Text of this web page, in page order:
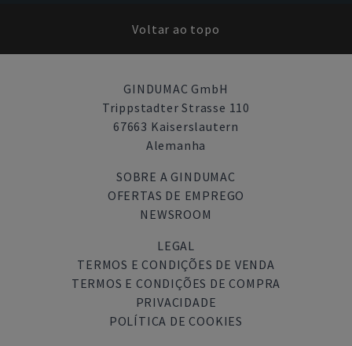
Voltar ao topo
GINDUMAC GmbH
Trippstadter Strasse 110
67663 Kaiserslautern
Alemanha
SOBRE A GINDUMAC
OFERTAS DE EMPREGO
NEWSROOM
LEGAL
TERMOS E CONDIÇÕES DE VENDA
TERMOS E CONDIÇÕES DE COMPRA
PRIVACIDADE
POLÍTICA DE COOKIES